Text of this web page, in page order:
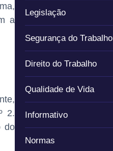
a
2.
do
Legislação
Segurança do Trabalho
Direito do Trabalho
Qualidade de Vida
Informativo
Normas